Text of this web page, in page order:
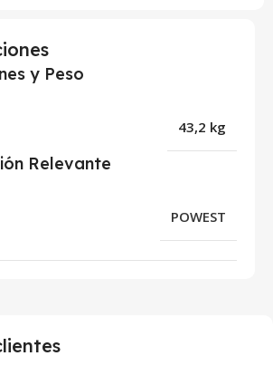
y Peso
43,2 kg
Relevante
POWEST